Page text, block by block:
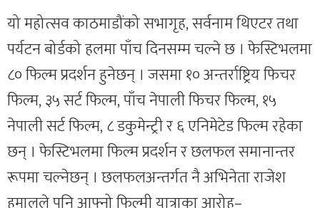
यो महोत्सव काठमाडौंको सभागृह, सर्वनाम थिएटर तथा
पर्यटन बोर्डको हलमा पाँच दिनसम्म चल्ने छ । फेस्टिभलमा
८० फिल्म प्रदर्शन हुनेछन् । जसमा १० अन्तर्राष्ट्रिय फिचर
फिल्म, ३५ सर्ट फिल्म, पाँच नेपाली फिचर फिल्म, १५
नेपाली सर्ट फिल्म, ८ डकुमेन्ट्री र ६ एनिमेटेड फिल्म रहेका
छन् । फेस्टिभलमा फिल्म प्रदर्शन र छलफल समानान्तर
रूपमा चल्नेछन् । छलफलअन्तर्गत नै अभिनेता राजेश